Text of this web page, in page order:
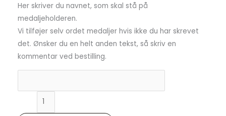
Her skriver du navnet, som skal stå på
medaljeholderen.
Vi tilføjer selv ordet medaljer hvis ikke du har skrevet
det. Ønsker du en helt anden tekst, så skriv en
kommentar ved bestilling.